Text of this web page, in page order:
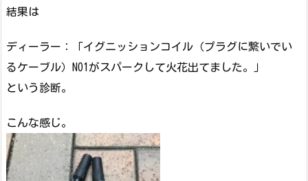
結果は
ディーラー：「イグニッションコイル（プラグに繋いでい
るケーブル）NO1がスパークして火花出てました。」
という診断。
こんな感じ。